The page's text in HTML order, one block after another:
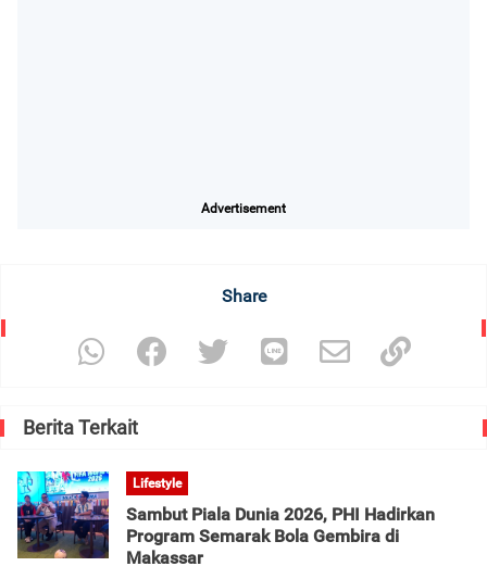
Advertisement
Share
Berita Terkait
Lifestyle
Sambut Piala Dunia 2026, PHI Hadirkan
Program Semarak Bola Gembira di
Makassar